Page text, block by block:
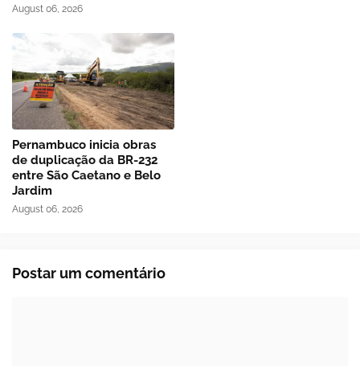
August 06, 2026
Pernambuco inicia obras
de duplicação da BR-232
entre São Caetano e Belo
Jardim
August 06, 2026
Postar um comentário